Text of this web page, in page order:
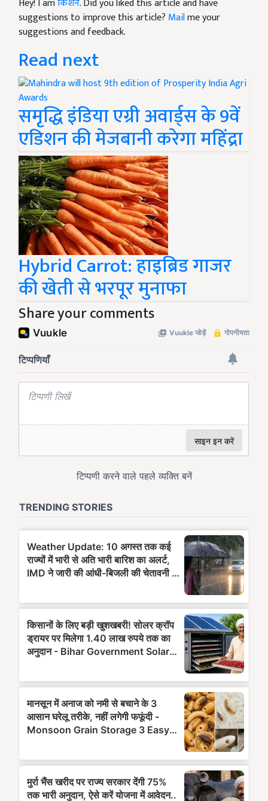
Hey! I amकिशन. Did you liked this article and have
suggestions to improve this article? Mailme your
suggestions and feedback.
Read next
समृद्धि इंडिया एग्री अवार्ड्स के 9वें
एडिशन की मेजबानी करेगा महिंद्रा
Hybrid Carrot: हाइब्रिड गाजर
की खेती से भरपूर मुनाफा
Share your comments